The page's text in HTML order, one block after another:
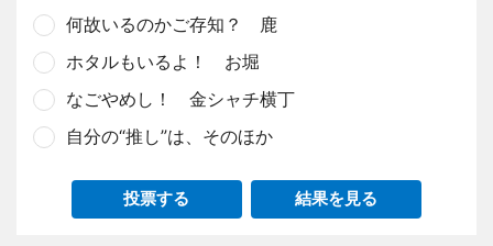
何故いるのかご存知？ 鹿
ホタルもいるよ！ お堀
なごやめし！ 金シャチ横丁
自分の“推し”は、そのほか
投票する 結果を見る